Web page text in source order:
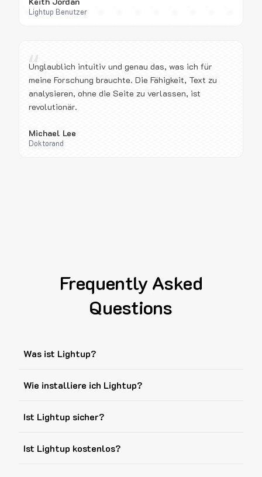
Lightup Benutzer
“
Unglaublich intuitiv und genau das, was ich für
meine Forschung brauchte. Die Fähigkeit, Text zu
analysieren, ohne die Seite zu verlassen, ist
revolutionär.
Michael Lee
Doktorand
Frequently Asked
Questions
Was ist Lightup?
Wie installiere ich Lightup?
Ist Lightup sicher?
Ist Lightup kostenlos?